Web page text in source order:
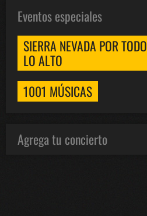
Eventos especiales
SIERRA NEVADA POR TODO
LO ALTO
1001 MÚSICAS
Agrega tu concierto